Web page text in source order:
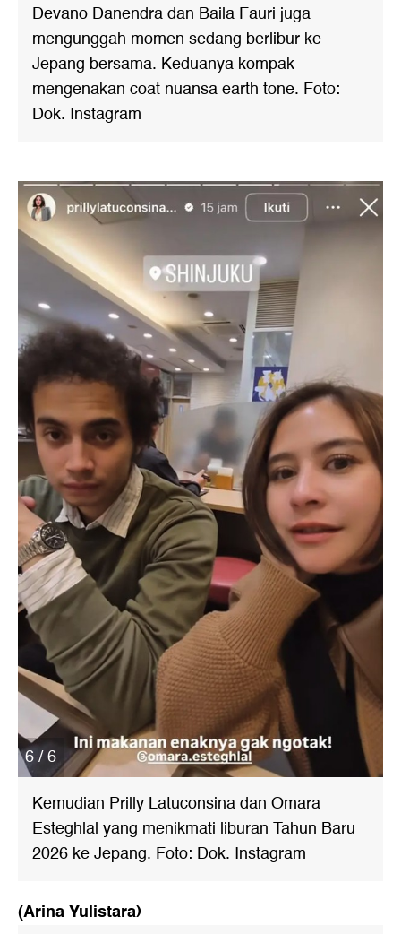
Devano Danendra dan Baila Fauri juga
mengunggah momen sedang berlibur ke
Jepang bersama. Keduanya kompak
mengenakan coat nuansa earth tone. Foto:
Dok. Instagram
6 / 6
Kemudian Prilly Latuconsina dan Omara
Esteghlal yang menikmati liburan Tahun Baru
2026 ke Jepang. Foto: Dok. Instagram
(Arina Yulistara)